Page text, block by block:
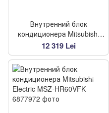
Внутренний блок
кондиционера Mitsubishi
Electric MSZ-HR42VFK
12 319 Lei